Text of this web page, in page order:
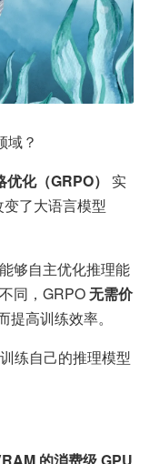
域？
化（GRPO）
实
变了大语言模型
够自主优化推理能
不同，GRPO 无需价
提高训练效率。
练自己的推理模型